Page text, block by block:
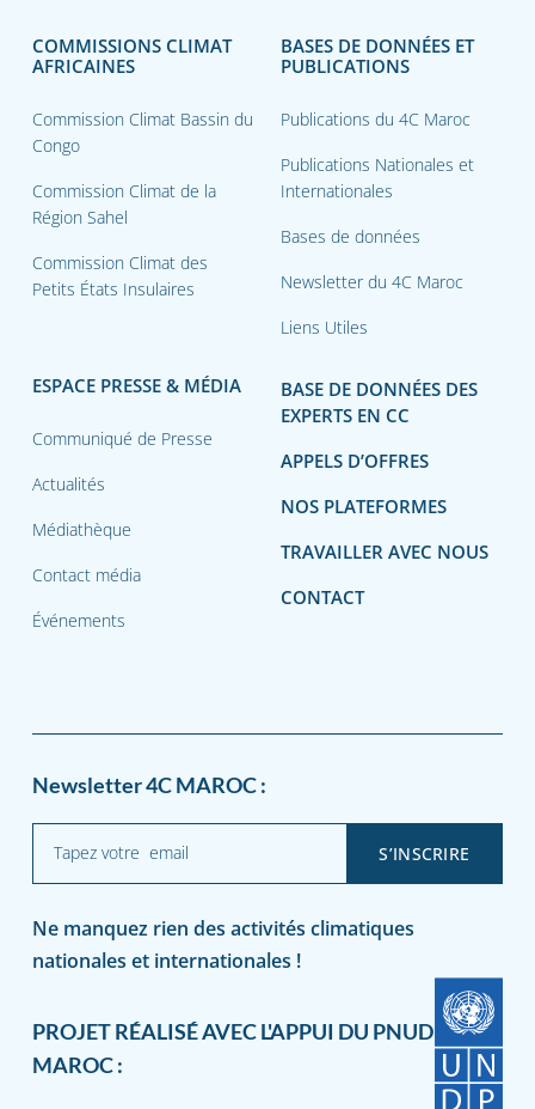
COMMISSIONS CLIMAT
AFRICAINES
Commission Climat Bassin du
Congo
Commission Climat de la
Région Sahel
Commission Climat des
Petits États Insulaires
BASES DE DONNÉES ET
PUBLICATIONS
Publications du 4C Maroc
Publications Nationales et
Internationales
Bases de données
Newsletter du 4C Maroc
Liens Utiles
ESPACE PRESSE & MÉDIA
Communiqué de Presse
Actualités
Médiathèque
Contact média
Événements
BASE DE DONNÉES DES
EXPERTS EN CC
APPELS D’OFFRES
NOS PLATEFORMES
TRAVAILLER AVEC NOUS
CONTACT
PROJET RÉALISÉ AVEC L'APPUI DU PNUD
MAROC :
Newsletter 4C MAROC :
Ne manquez rien des activités climatiques
nationales et internationales !